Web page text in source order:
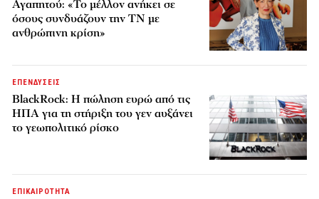
Αγαπητού: «Το μέλλον ανήκει σε
όσους συνδυάζουν την ΤΝ με
ανθρώπινη κρίση»
ΕΠΕΝΔΥΣΕΙΣ
BlackRock: Η πώληση ευρώ από τις
ΗΠΑ για τη στήριξη του γεν αυξάνει
το γεωπολιτικό ρίσκο
ΕΠΙΚΑΙΡΟΤΗΤΑ